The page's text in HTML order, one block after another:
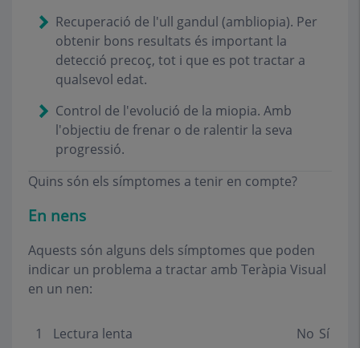
Recuperació de l'ull gandul (ambliopia). Per
obtenir bons resultats és important la
detecció precoç, tot i que es pot tractar a
qualsevol edat.
Control de l'evolució de la miopia. Amb
l'objectiu de frenar o de ralentir la seva
progressió.
Quins són els símptomes a tenir en compte?
En nens
Aquests són alguns dels símptomes que poden
indicar un problema a tractar amb Teràpia Visual
en un nen:
1 Lectura lenta No Sí